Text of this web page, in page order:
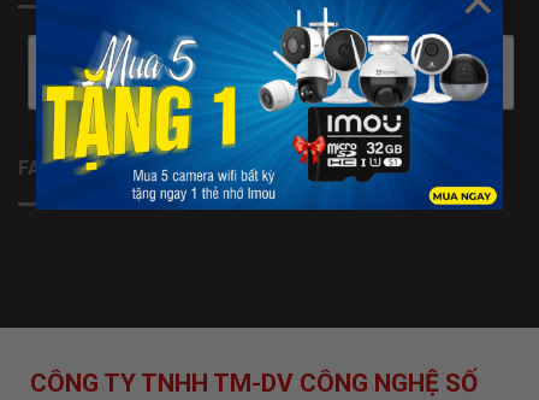
FANPAGE
CÔNG TY TNHH TM-DV CÔNG NGHỆ SỐ